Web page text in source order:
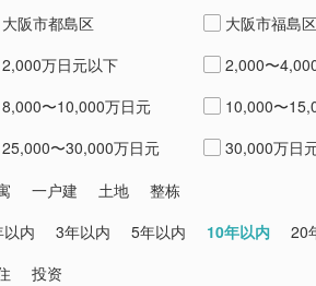
県
埼玉県 新潟県 愛知県
大阪市都島区 大阪市福島区
大阪市港区
大阪市天王
大阪市東淀川区
大阪市東成区
大阪市城東区
大阪市阿倍
大阪市西成区
大阪市北区
大阪市中央区
堺市西区
2,000万日元以下 2,000〜
8,000〜10,000万日元
10,000〜
25,000〜30,000万日元
30,000万日
一户建 土地
整栋
以内 3年以内 5年以内 10年以内 20
投资